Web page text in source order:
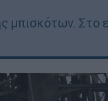
μπισκότων. Στο